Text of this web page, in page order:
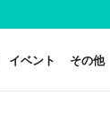
イベント その他